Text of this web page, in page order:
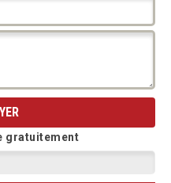
gratuitement